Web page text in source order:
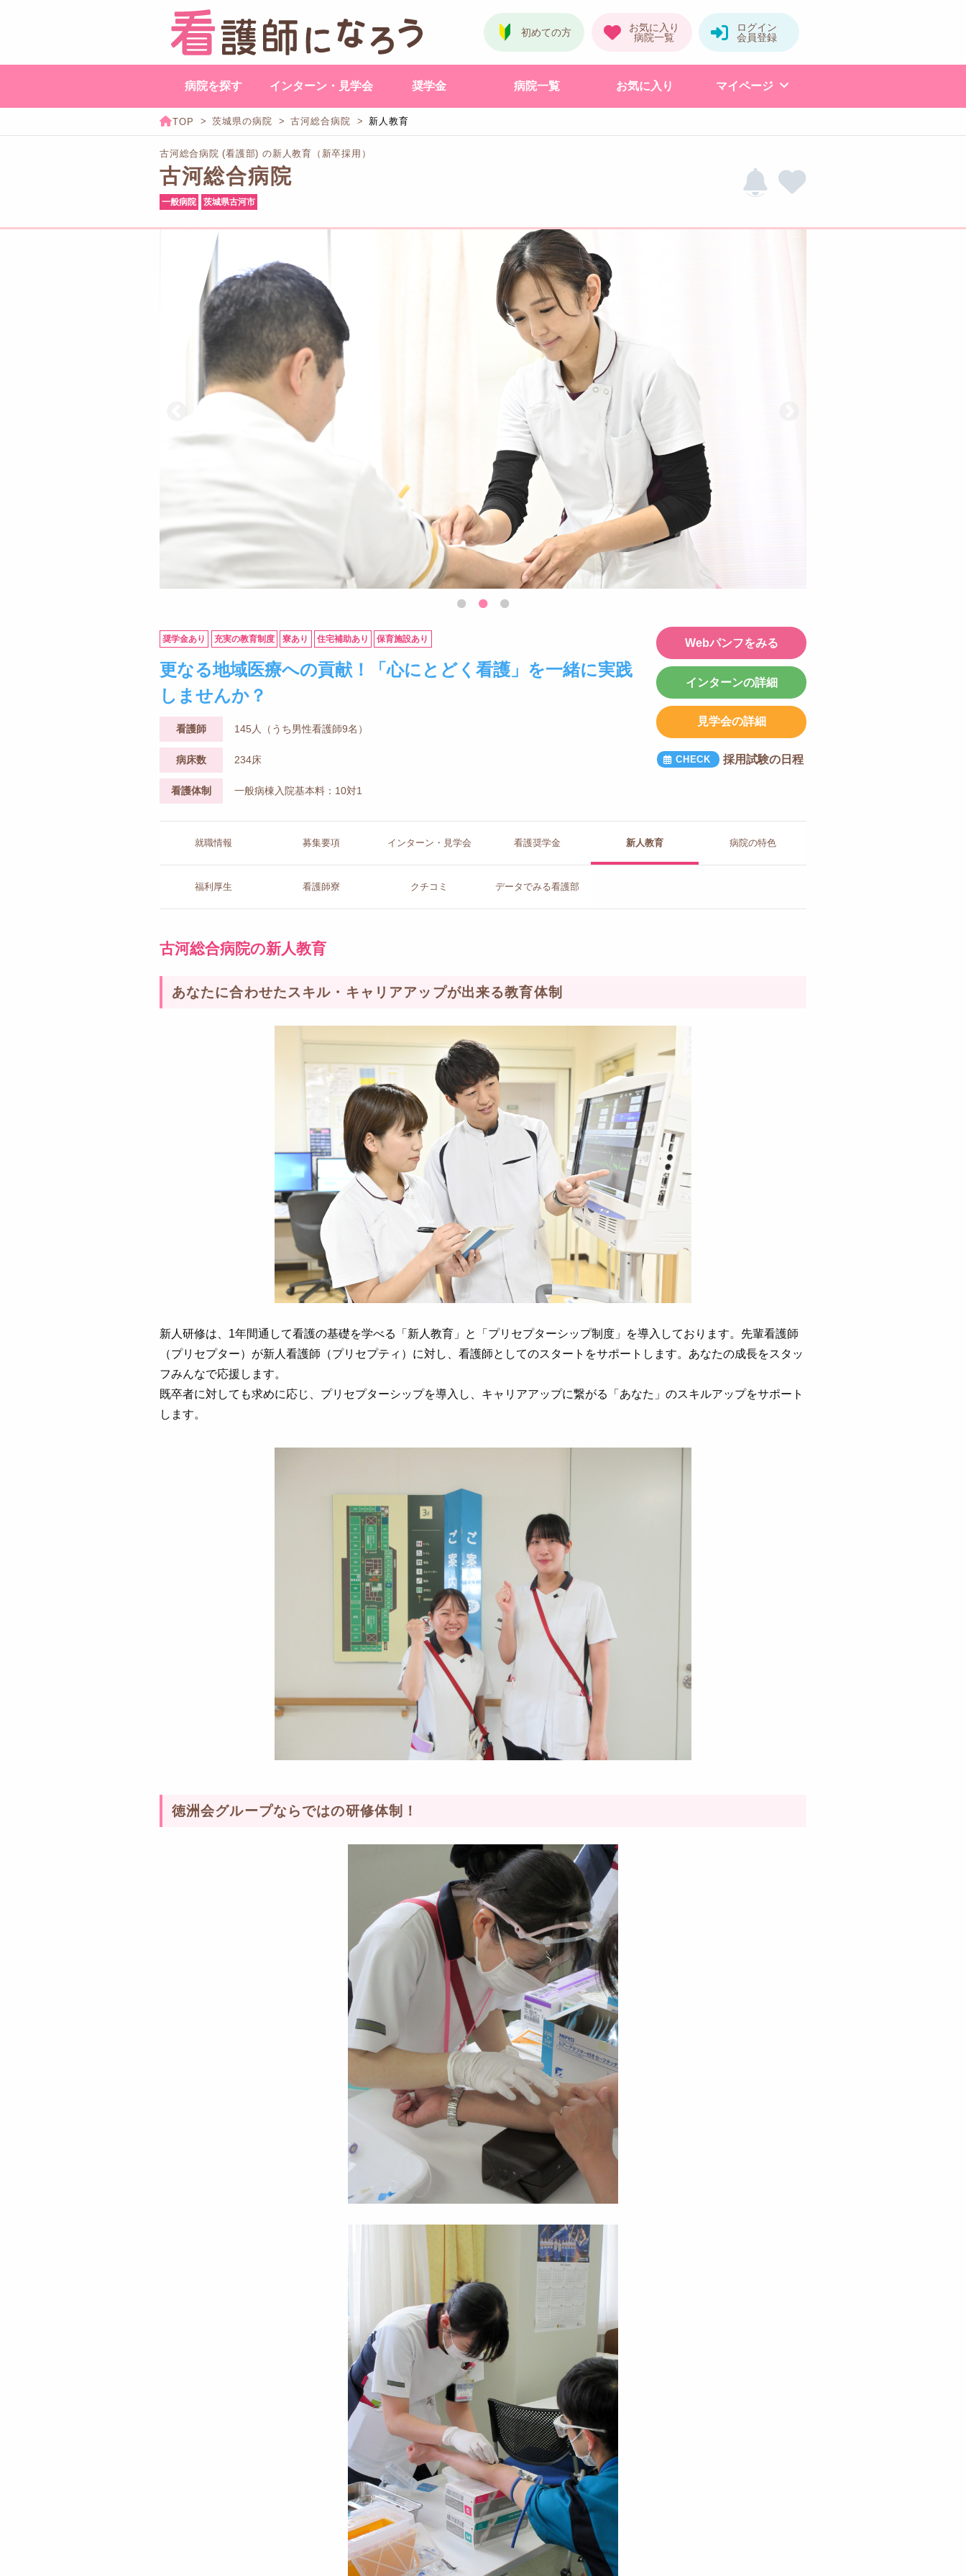
病院を探す インターン・見学会 奨学金 病院一覧 お気に入り マイページ
茨城県の病院 古河総合病院 新人教育
古河総合病院 (看護部) の新人教育（新卒採用）
古河総合病院
一般病院 茨城県古河市
奨学金あり 充実の教育制度 寮あり 住宅補助あり 保育施設あり
更なる地域医療への貢献！「心にとどく看護」を一緒に実践
しませんか？
看護師 145人（うち男性看護師9名）
病床数 234床
看護体制 一般病棟入院基本料：10対1
Webパンフをみる
インターンの詳細
見学会の詳細
採用試験の日程
就職情報 募集要項 インターン ・見学会 看護奨学金 新人教育 病院の特色
福利厚生 看護師寮 クチコミ データでみる看護部
古河総合病院の新人教育
あなたに合わせたスキル・キャリアアップが出来る教育体制
新人研修は、1年間通して看護の基礎を学べる「新人教育」と「プリセプターシップ制度」を導入しております。先輩看護師
（プリセプター）が新人看護師（プリセプティ）に対し、看護師としてのスタートをサポートします。あなたの成長をスタッ
フみんなで応援します。
既卒者に対しても求めに応じ、プリセプターシップを導入し、キャリアアップに繋がる「あなた」のスキルアップをサポート
します。
徳洲会グループならではの研修体制！